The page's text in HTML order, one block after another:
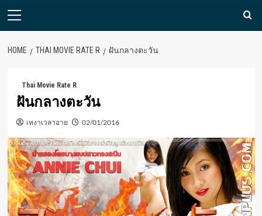
Primary
HOME THAI MOVIE RATE R ฝันกลางตะวัน
Thai Movie Rate R
ฝันกลางตะวัน
เหงาเวลาอาย 02/01/2016